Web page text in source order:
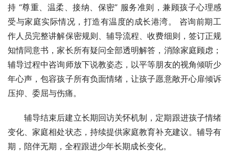
持 “尊重、温柔、接纳、保密” 服务准则，兼顾孩子心理感
受与家庭实际情况，打造有温度的成长港湾。 咨询前期工
作人员完整讲解保密规则、辅导流程、收费细则，签订正规
知情同意书，家长所有疑问全部透明解答，消除家庭顾虑；
辅导过程中咨询师放下说教姿态，以平等朋友的视角倾听少
年心声，包容孩子所有负面情绪，让孩子愿意敞开心扉倾诉
压抑、委屈与伤痛。
辅导结束后建立长期回访关怀机制，定期跟进孩子情绪
变化、家庭相处状态，持续提供家庭教育补充建议。辅导有
期，陪伴无期，全程跟进少年长期成长变化。